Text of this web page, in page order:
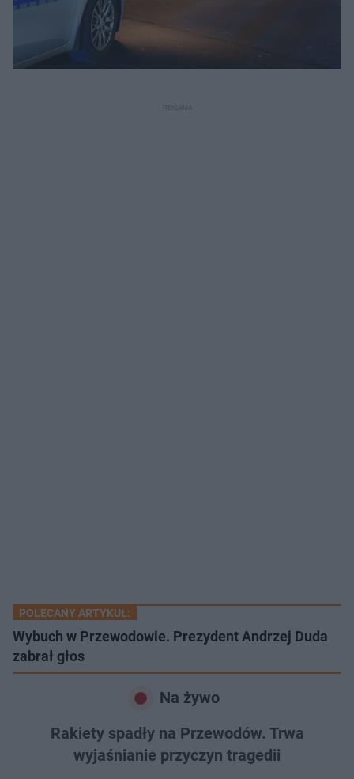
POLECANY ARTYKUŁ:
Wybuch w Przewodowie. Prezydent Andrzej Duda
zabrał głos
Na żywo
Rakiety spadły na Przewodów. Trwa
wyjaśnianie przyczyn tragedii